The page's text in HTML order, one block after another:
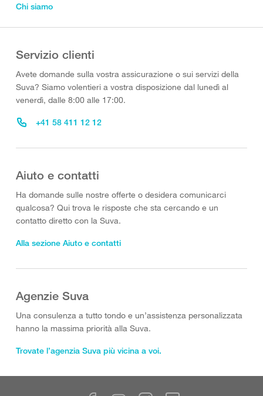
Chi siamo
Servizio clienti
Avete domande sulla vostra assicurazione o sui servizi della
Suva? Siamo volentieri a vostra disposizione dal lunedì al
venerdì, dalle 8:00 alle 17:00.
+41 58 411 12 12
Aiuto e contatti
Ha domande sulle nostre offerte o desidera comunicarci
qualcosa? Qui trova le risposte che sta cercando e un
contatto diretto con la Suva.
Alla sezione Aiuto e contatti
Agenzie Suva
Una consulenza a tutto tondo e un’assistenza personalizzata
hanno la massima priorità alla Suva.
Trovate l’agenzia Suva più vicina a voi.